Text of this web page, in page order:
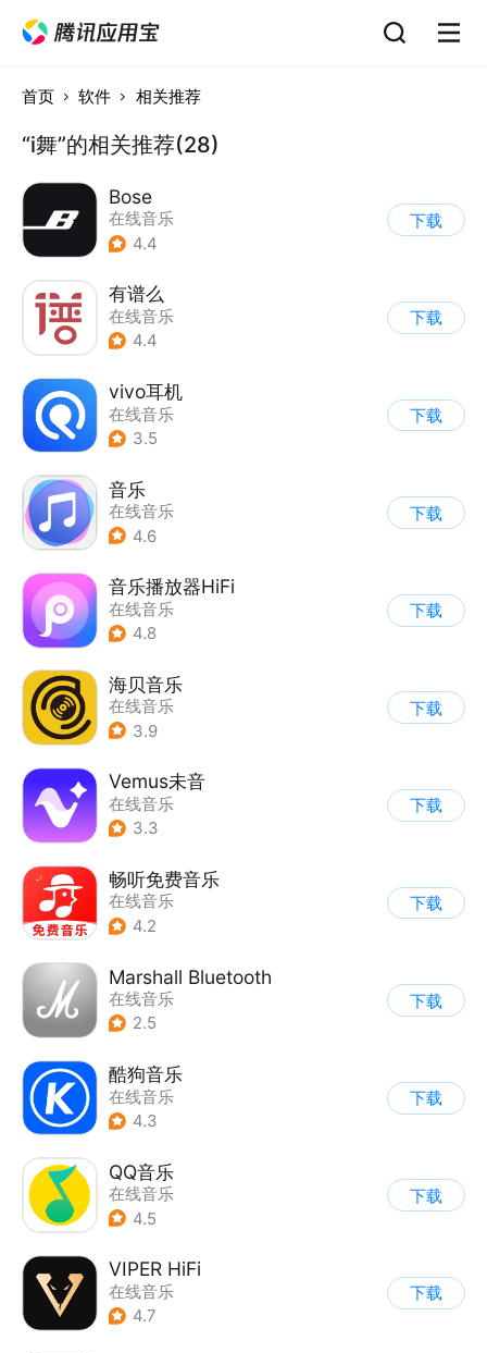
首页 软件 相关推荐
“i舞”的相关推荐(28)
Bose
在线音乐
4.4
下载
有谱么
在线音乐
4.4
下载
vivo耳机
在线音乐
3.5
下载
音乐
在线音乐
4.6
下载
音乐播放器HiFi
在线音乐
4.8
下载
海贝音乐
在线音乐
3.9
下载
Vemus未音
在线音乐
3.3
下载
畅听免费音乐
在线音乐
4.2
下载
Marshall Bluetooth
在线音乐
2.5
下载
酷狗音乐
在线音乐
4.3
下载
QQ音乐
在线音乐
4.5
下载
VIPER HiFi
在线音乐
4.7
下载